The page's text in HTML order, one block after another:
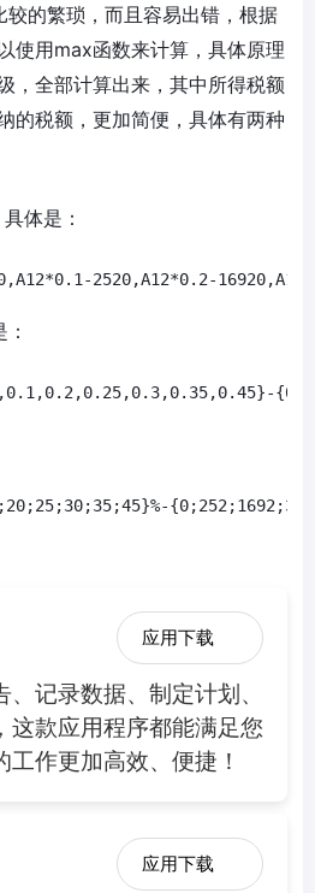
的繁琐，而且容易出错，根据
使用max函数来计算，具体原理
，全部计算出来，其中所得税额
的税额，更加简便，具体有两种
体是：
应用下载
记录数据、制定计划、
这款应用程序都能满足您
工作更加高效、便捷！
应用下载